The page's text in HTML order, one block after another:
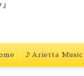
』
♪Arietta Music